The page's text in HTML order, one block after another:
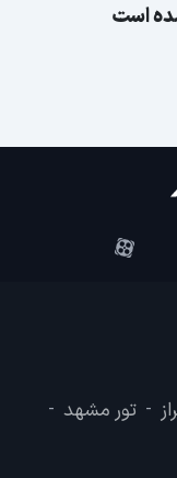
است
- تور مشهد -